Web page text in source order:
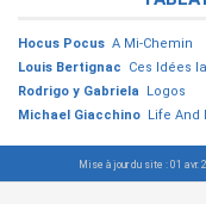
Hocus Pocus A Mi-Chemin
Louis Bertignac
Ces Idées
Rodrigo y Gabriela
Logos
Michael Giacchino Life And
Mise à jour du site : 01 avr.